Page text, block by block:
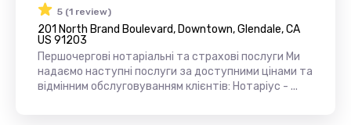
5 (1 review)
201 North Brand Boulevard, Downtown, Glendale, CA
US 91203
Першочергові нотаріальні та страхові послуги Ми
надаємо наступні послуги за доступними цінами та
відмінним обслуговуванням клієнтів: Нотаріус - ...